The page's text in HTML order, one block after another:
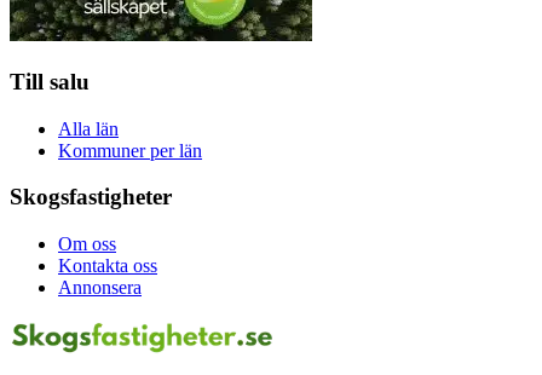
Till salu
Alla län
Kommuner per län
Skogsfastigheter
Om oss
Kontakta oss
Annonsera